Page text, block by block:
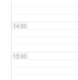
14:00
15:00